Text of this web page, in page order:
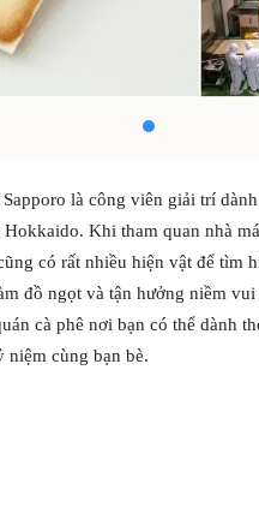
là công viên giải trí
Khi tham quan nhà
có rất nhiều hiện vật để tìm
đồ ngọt và tận hưởng niềm
cà phê nơi bạn có thể dành
cùng bạn bè.